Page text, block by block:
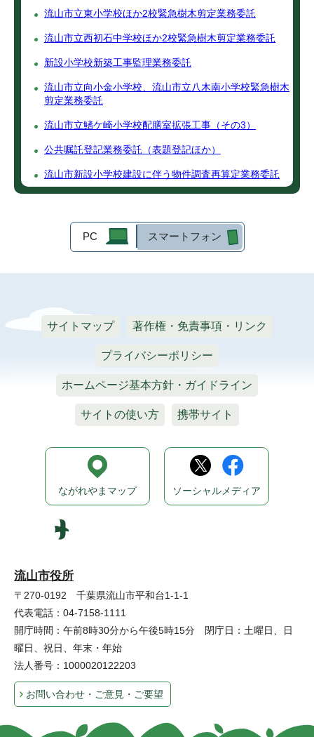
流山市立東小学校ほか2校緊急樹木剪定業務委託
流山市立西初石中学校ほか2校緊急樹木剪定業務委託
新設小学校新築工事監理業務委託
流山市立向小金小学校、流山市立八木南小学校緊急樹木
剪定業務委託
流山市立鰭ケ崎小学校配膳室拡張工事（その3）
公共嘱託登記業務委託（表題登記ほか）
流山市新設小学校建設に伴う物件調査再算定業務委託
PC スマートフォン
サイトマップ 著作権・免責事項・リンク
プライバシーポリシー
ホームページ基本方針・ガイドライン
サイトの使い方 携帯サイト
流山市役所
〒270-0192 千葉県流山市平和台1-1-1
代表電話：04-7158-1111
開庁時間：午前8時30分から午後5時15分 閉庁日：土曜日、日
曜日、祝日、年末・年始
法人番号：1000020122203
お問い合わせ・ご意見・ご要望
ながれやまマップ ソーシャルメディア